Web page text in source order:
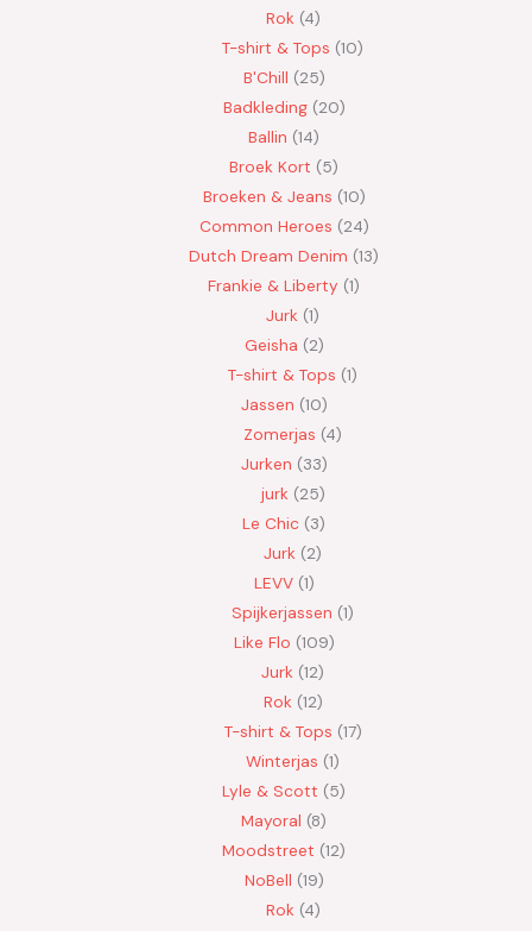
Rok 4
T-shirt & Tops 10
B'Chill 25
Badkleding 20
Ballin 14
Broek Kort 5
Broeken & Jeans 10
Common Heroes 24
Dutch Dream Denim 13
Frankie & Liberty 1
Jurk 1
Geisha 2
T-shirt & Tops 1
Jassen 10
Zomerjas 4
Jurken 33
jurk 25
Le Chic 3
Jurk 2
LEVV 1
Spijkerjassen 1
Like Flo 109
Jurk 12
Rok 12
T-shirt & Tops 17
Winterjas 1
Lyle & Scott 5
Mayoral 8
Moodstreet 12
NoBell 19
Rok 4